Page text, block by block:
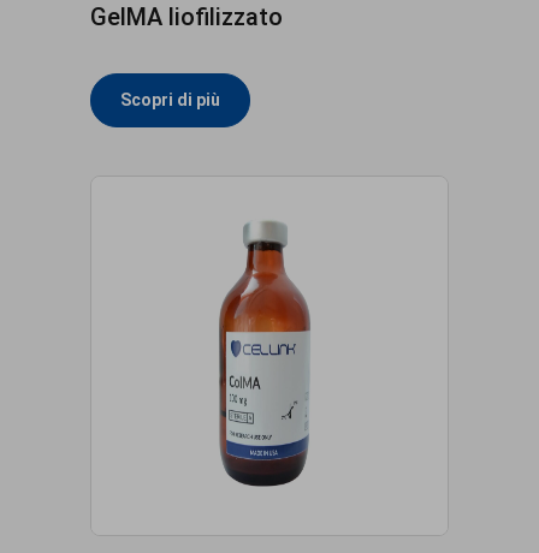
GelMA liofilizzato
Scopri di più